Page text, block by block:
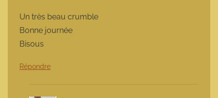
Un très beau crumble
Bonne journée
Bisous
Répondre